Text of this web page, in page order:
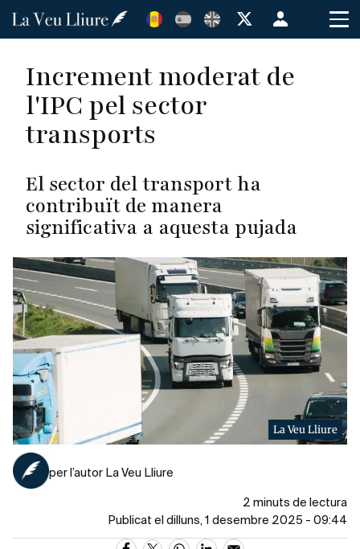
Vés
Menú
de
cuenta
de
Increment moderat de
l'IPC pel sector
transports
El sector del transport ha
contribuït de manera
significativa a aquesta pujada
La Veu Lliure
per l’autor La Veu Lliure
2 minuts de lectura
Publicat el dilluns, 1 desembre 2025 - 09:44